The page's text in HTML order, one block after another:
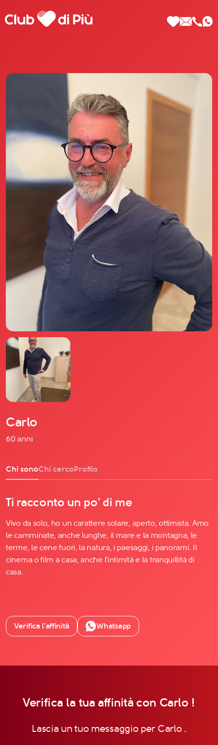
Scopri Club di Più
Le testimonianze Club di Più
La fondatrice Valeria Pilla
Annunci Donne
Agenzia matrimoniale Club di Più
Love Notebook
Il libro Donna di Cuori
Quanto costa Club di Più
Love Academy
Domande Frequenti
Impegno Sociale
Le nostre sedi
Facebook
YouTube
Instagram
TikTok
Carlo
60 anni
Chi sonoChi cercoProfilo
Ti racconto un po' di me
Vivo da solo, ho un carattere solare, aperto, ottimista. Amo
le camminate, anche lunghe, il mare e la montagna, le
terme, le cene fuori, la natura, i paesaggi, i panorami. Il
cinema o film a casa, anche l'intimità e la tranquillità di
casa.
Verifica l’affinità Whatsapp
Verifica la tua affinità con Carlo !
Lascia un tuo messaggio per Carlo .